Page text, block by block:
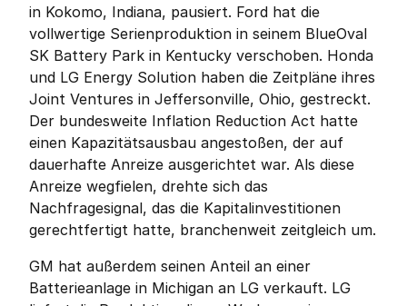
in Kokomo, Indiana, pausiert. Ford hat die
vollwertige Serienproduktion in seinem BlueOval
SK Battery Park in Kentucky verschoben. Honda
und LG Energy Solution haben die Zeitpläne ihres
Joint Ventures in Jeffersonville, Ohio, gestreckt.
Der bundesweite Inflation Reduction Act hatte
einen Kapazitätsausbau angestoßen, der auf
dauerhafte Anreize ausgerichtet war. Als diese
Anreize wegfielen, drehte sich das
Nachfragesignal, das die Kapitalinvestitionen
gerechtfertigt hatte, branchenweit zeitgleich um.
GM hat außerdem seinen Anteil an einer
Batterieanlage in Michigan an LG verkauft. LG